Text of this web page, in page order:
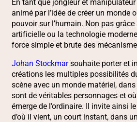
En tant que jongleur et manipulateur
animé par l’idée de créer un monde
pouvoir sur l’humain. Non pas grâce
artificielle ou la technologie
force simple et brute des
Johan Stockmarsouhaite porter et
créations les multiples possibilités
scène avec un monde matériel,
sont de véritables personnages et
émerge de l’ordinaire. Il invite ainsi
d’où il vient, un court instant, dans